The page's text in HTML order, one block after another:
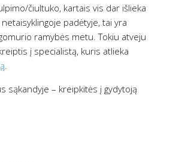
čiultuko, kartais vis dar išlieka
padėtyje, tai yra
ramybės metu. Tokiu atveju
į specialistą, kuris atlieka
.
sąkandyje – kreipkitės į gydytoją